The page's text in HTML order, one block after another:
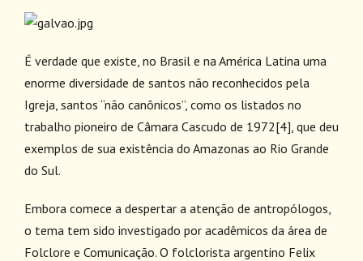
É verdade que existe, no Brasil e na América Latina uma
enorme diversidade de santos não reconhecidos pela
Igreja, santos “não canônicos”, como os listados no
trabalho pioneiro de Câmara Cascudo de 1972[4] , que deu
exemplos de sua existência do Amazonas ao Rio Grande
do Sul.
Embora comece a despertar a atenção de antropólogos,
o tema tem sido investigado por acadêmicos da área de
Folclore e Comunicação. O folclorista argentino Felix